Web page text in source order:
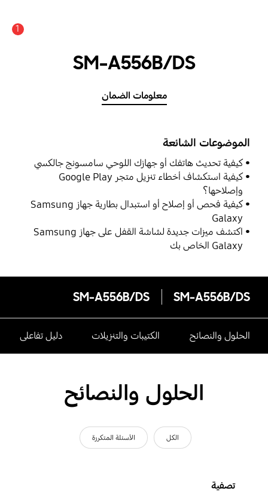
1
SM-A556B/DS
معلومات الضمان
الموضوعات الشائعة
كيفية تحديث هاتفك أو جهازك اللوحي سامسونج جالكسي
كيفية استكشاف أخطاء تنزيل متجر Google Play
وإصلاحها؟
كيفية فحص أو إصلاح أو استبدال بطارية جهاز Samsung
Galaxy
اكتشف ميزات جديدة لشاشة القفل على جهاز Samsung
Galaxy الخاص بك
SM-A556B/DS
SM-A556B/DS
الحلول والنصائح الكتيبات والتنزيلات دليل تفاعلى
الحلول والنصائح
الكل الأسئلة المتكررة
تصفية